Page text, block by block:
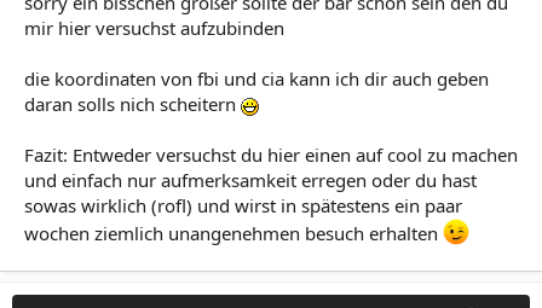
mir hier versuchst aufzubinden
die koordinaten von fbi und cia kann ich dir auch geben
daran solls nich scheitern
Fazit: Entweder versuchst du hier einen auf cool zu machen
und einfach nur aufmerksamkeit erregen oder du hast
sowas wirklich (rofl) und wirst in spätestens ein paar
wochen ziemlich unangenehmen besuch erhalten